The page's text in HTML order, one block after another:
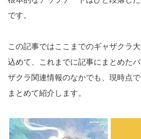
です。
この記事ではここまでのギャザクラ
込めて、これまでに記事にまとめた
ザクラ関連情報のなかでも、現時点
まとめて紹介します。